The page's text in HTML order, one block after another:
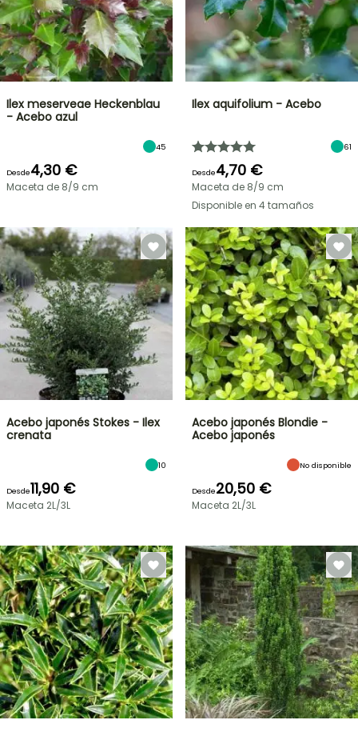
Ilex meserveae Heckenblau
- Acebo azul
45
Desde4,30 €
Maceta de 8/9 cm
Ilex aquifolium - Acebo
61
Desde4,70 €
Maceta de 8/9 cm
Disponible en 4 tamaños
Acebo japonés Stokes - Ilex
crenata
10
Desde11,90 €
Maceta 2L/3L
Acebo japonés Blondie -
Acebo japonés
No disponible
Desde20,50 €
Maceta 2L/3L